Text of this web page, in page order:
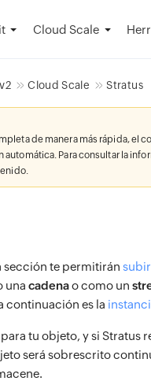
Cloud Scale
v2 Cloud Scale Stratus
de manera más rápida, el
Para consultar la
sección te permitirán
una cadenao como un
continuación es la
tu objeto, y si Stratus
será sobrescrito